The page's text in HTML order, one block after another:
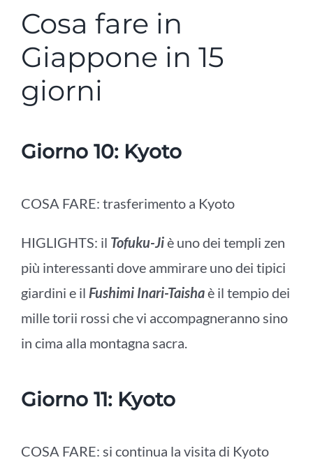
Cosa fare in
Giappone in 15
giorni
Giorno 10: Kyoto
COSA FARE: trasferimento a Kyoto
HIGLIGHTS: il Tofuku-Jiè uno dei templi zen
più interessanti dove ammirare uno dei tipici
giardini e il Fushimi Inari-Taishaè il tempio dei
mille torii rossi che vi accompagneranno sino
in cima alla montagna sacra.
Giorno 11: Kyoto
COSA FARE: si continua la visita di Kyoto